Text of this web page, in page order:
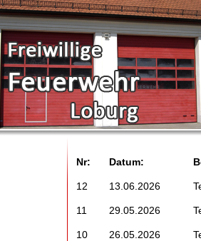
Nr: Datum:
12 13.06.2026
11 29.05.2026
10 26.05.2026